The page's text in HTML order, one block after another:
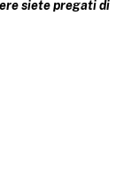
siete pregati di